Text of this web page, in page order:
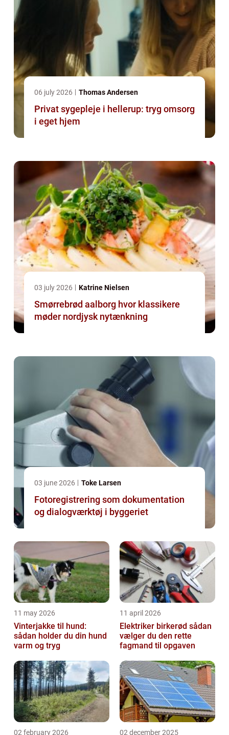
06 july 2026 Thomas Andersen
Privat sygepleje i hellerup: tryg omsorg
i eget hjem
03 july 2026 Katrine Nielsen
Smørrebrød aalborg hvor klassikere
møder nordjysk nytænkning
03 june 2026 Toke Larsen
Fotoregistrering som dokumentation
og dialogværktøj i byggeriet
11 may 2026
Vinterjakke til hund:
sådan holder du din hund
varm og tryg
11 april 2026
Elektriker birkerød sådan
vælger du den rette
fagmand til opgaven
02 february 2026 02 december 2025